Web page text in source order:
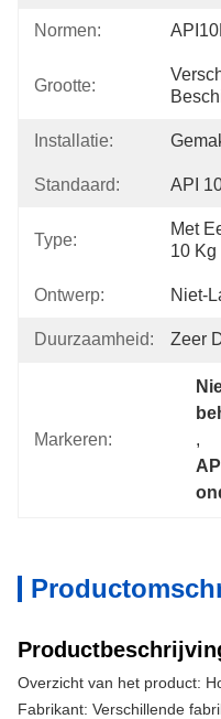
Normen:
Grootte:
Installatie:
Standaard: API
Type:
Met
10 Kg
Ontwerp: Niet-
Duurzaamheid: Zeer
Markeren:
,
Overzicht van het product:
Fabrikant: Verschillende